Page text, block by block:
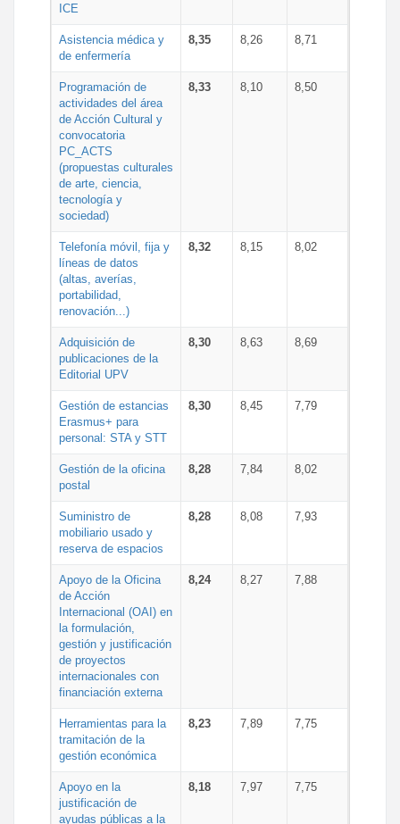
ICE
Asistencia médica y
de enfermería
8,35 8,26 8,71
Programación de
actividades del área
de Acción Cultural y
convocatoria
PC_ACTS
(propuestas culturales
de arte, ciencia,
tecnología y
sociedad)
8,33 8,10 8,50
Telefonía móvil, fija y
líneas de datos
(altas, averías,
portabilidad,
renovación...)
8,32 8,15 8,02
Adquisición de
publicaciones de la
Editorial UPV
8,30 8,63 8,69
Gestión de estancias
Erasmus+ para
personal: STA y STT
8,30 8,45 7,79
Gestión de la oficina
postal
8,28 7,84 8,02
Suministro de
mobiliario usado y
reserva de espacios
8,28 8,08 7,93
Apoyo de la Oficina
de Acción
Internacional (OAI) en
la formulación,
gestión y justificación
de proyectos
internacionales con
financiación externa
8,24 8,27 7,88
Herramientas para la
tramitación de la
gestión económica
8,23 7,89 7,75
Apoyo en la
justificación de
ayudas públicas a la
8,18 7,97 7,75